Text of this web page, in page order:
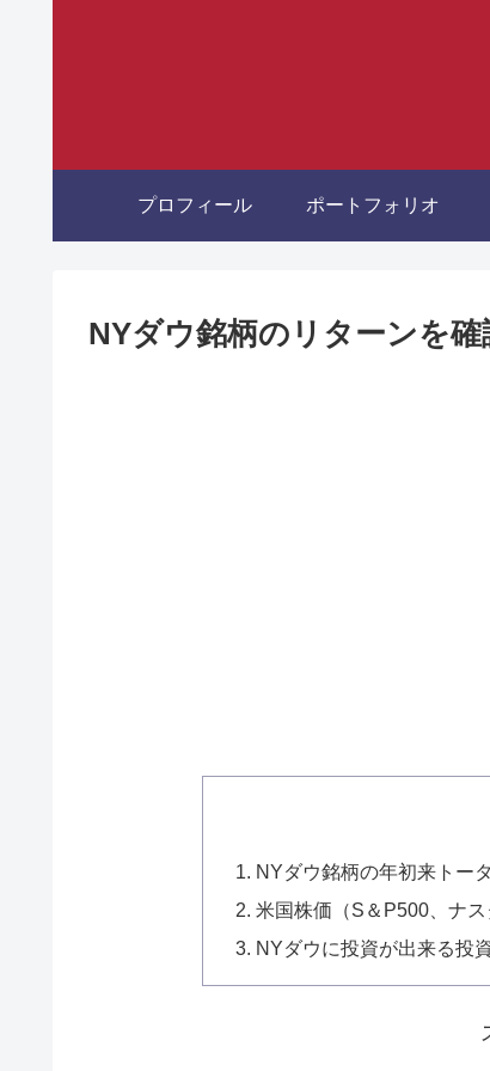
プロフィール ポートフォリオ
NYダウ銘柄のリターンを確
NYダウ銘柄の年初来トー
米国株価（S＆P500、ナ
NYダウに投資が出来る投